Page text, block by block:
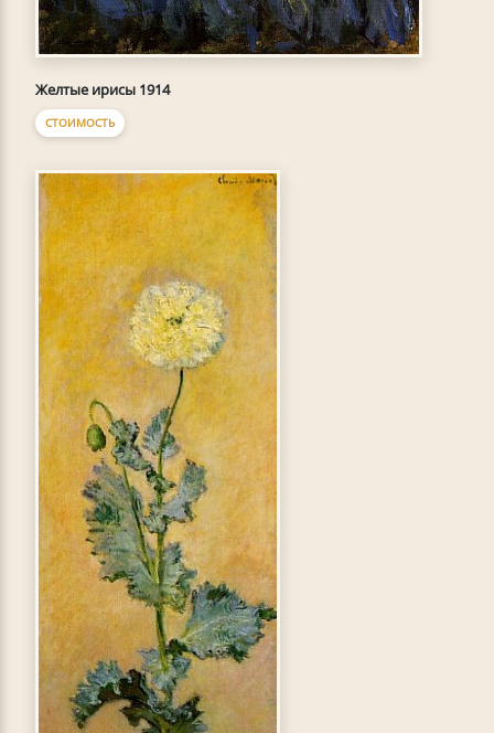
Желтые ирисы 1914
СТОИМОСТЬ